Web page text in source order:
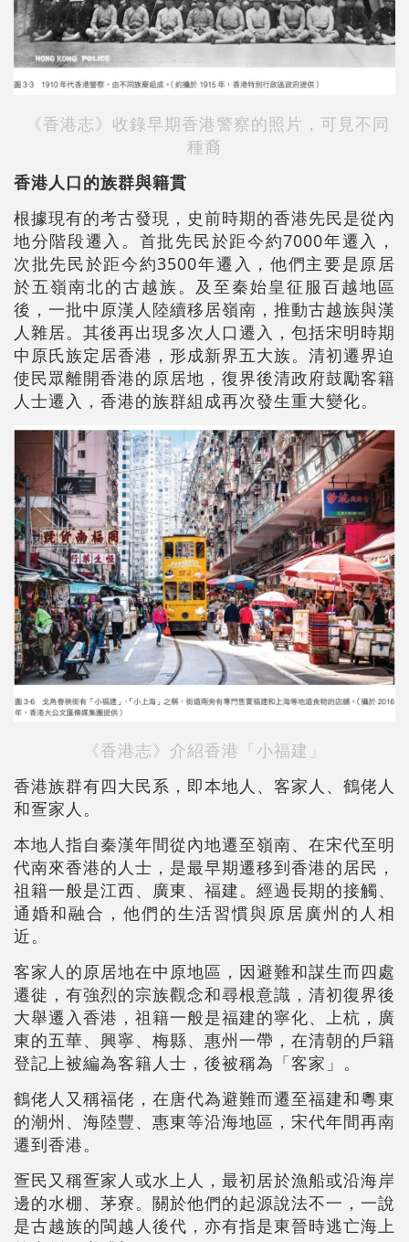
《香港志》收錄早期香港警察的照片，可見不同
種裔
香港人口的族群與籍貫
根據現有的考古發現，史前時期的香港先民是從內
地分階段遷入。首批先民於距今約7000年遷入，
次批先民於距今約3500年遷入，他們主要是原居
於五嶺南北的古越族。及至秦始皇征服百越地區
後，一批中原漢人陸續移居嶺南，推動古越族與漢
人雜居。其後再出現多次人口遷入，包括宋明時期
中原氏族定居香港，形成新界五大族。清初遷界迫
使民眾離開香港的原居地，復界後清政府鼓勵客籍
人士遷入，香港的族群組成再次發生重大變化。
《香港志》介紹香港「小福建」
香港族群有四大民系，即本地人、客家人、鶴佬人
和疍家人。
本地人指自秦漢年間從內地遷至嶺南、在宋代至明
代南來香港的人士，是最早期遷移到香港的居民，
祖籍一般是江西、廣東、福建。經過長期的接觸、
通婚和融合，他們的生活習慣與原居廣州的人相
近。
客家人的原居地在中原地區，因避難和謀生而四處
遷徙，有強烈的宗族觀念和尋根意識，清初復界後
大舉遷入香港，祖籍一般是福建的寧化、上杭，廣
東的五華、興寧、梅縣、惠州一帶，在清朝的戶籍
登記上被編為客籍人士，後被稱為「客家」。
鶴佬人又稱福佬，在唐代為避難而遷至福建和粵東
的潮州、海陸豐、惠東等沿海地區，宋代年間再南
遷到香港。
疍民又稱疍家人或水上人，最初居於漁船或沿海岸
邊的水棚、茅寮。關於他們的起源說法不一，一說
是古越族的閩越人後代，亦有指是東晉時逃亡海上